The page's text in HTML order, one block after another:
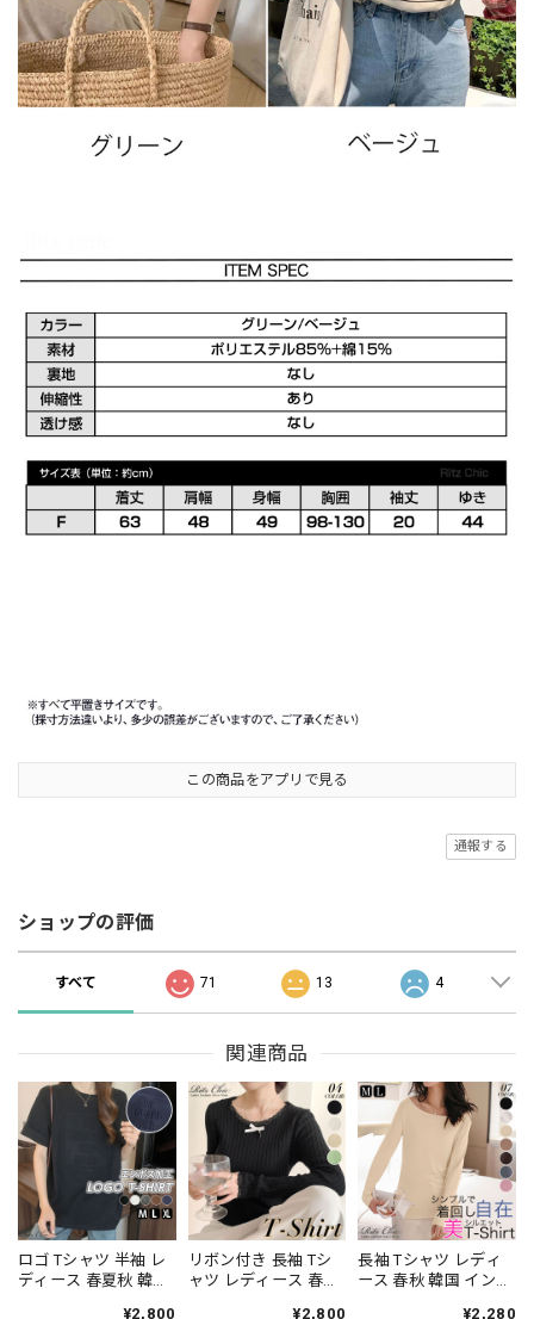
この商品をアプリで見る
通報する
ショップの評価
すべて 71 13 4
関連商品
ロゴ Tシャツ 半袖 レ
ディース 春夏秋 韓国
¥2,800
リボン付き 長袖 Tシ
ャツ レディース 春秋
¥2,800
長袖 Tシャツ レディ
ース 春秋 韓国 インナ
¥2,280